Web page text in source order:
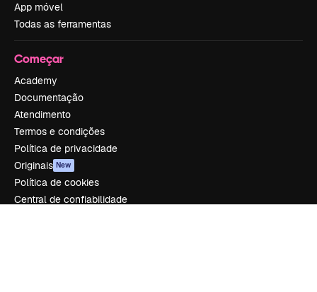
App móvel
Todas as ferramentas
Começar
Academy
Documentação
Atendimento
Termos e condições
Política de privacidade
Originais New
Política de cookies
Central de confiabilidade